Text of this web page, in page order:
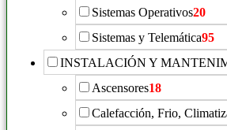
Sistemas Operativos20
Sistemas y Telemática95
INSTALACIÓN Y
Ascensores18
Calefacción, Frio,